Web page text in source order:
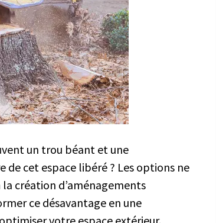
un trou béant et une
de cet espace libéré ? Les options ne
création d’aménagements
ce désavantage en une